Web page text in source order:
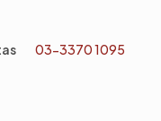
03-3370 1095